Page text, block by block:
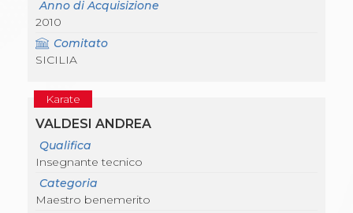
Anno di Acquisizione
2010
Comitato
SICILIA
Karate
VALDESI ANDREA
Qualifica
Insegnante tecnico
Categoria
Maestro benemerito